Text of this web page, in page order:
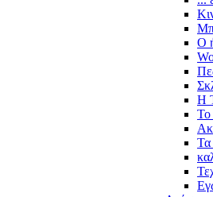
Ο
Η
Το
Τα